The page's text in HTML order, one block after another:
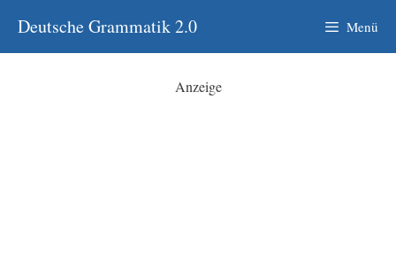
Inhalt
springen
Deutsche Grammatik 2.0 Menü
Anzeige